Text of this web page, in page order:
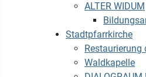
ALTER WIDUM
Stadtpfarrkirche
Restaurierung
Waldkapelle